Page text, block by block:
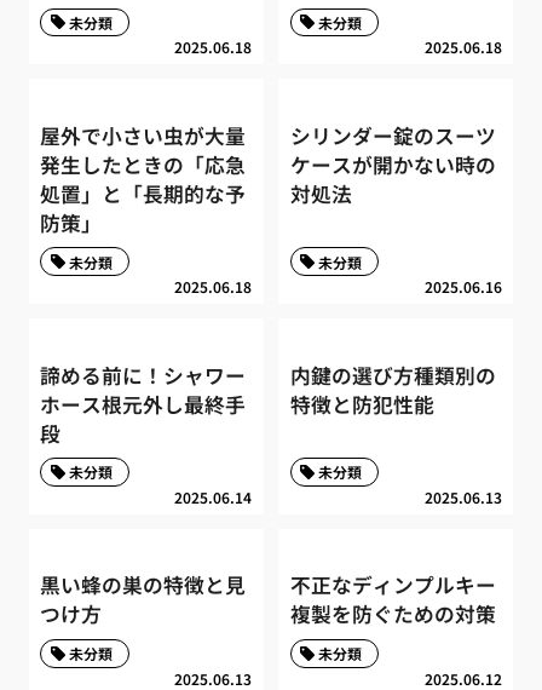
2025.06.18
未分類
2025.06.18
未分類
屋外で小さい虫が大量
発生したときの「応急
処置」と「長期的な予
防策」
2025.06.18
未分類
シリンダー錠のスーツ
ケースが開かない時の
対処法
2025.06.16
未分類
諦める前に！シャワー
ホース根元外し最終手
段
2025.06.14
未分類
内鍵の選び方種類別の
特徴と防犯性能
2025.06.13
未分類
黒い蜂の巣の特徴と見
つけ方
2025.06.13
未分類
不正なディンプルキー
複製を防ぐための対策
2025.06.12
未分類